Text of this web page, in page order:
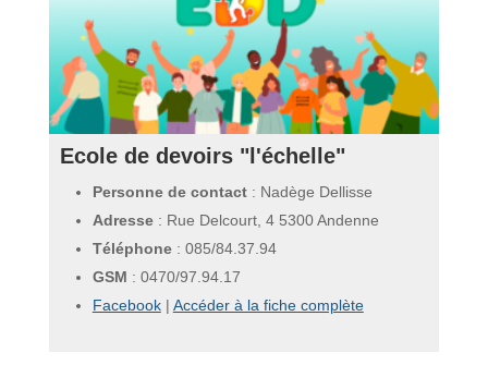
Ecole de devoirs "l'échelle"
Personne de contact: Nadège Dellisse
Adresse: Rue Delcourt, 4 5300 Andenne
Téléphone: 085/84.37.94
GSM : 0470/97.94.17
Facebook| Accéder à la fiche complète